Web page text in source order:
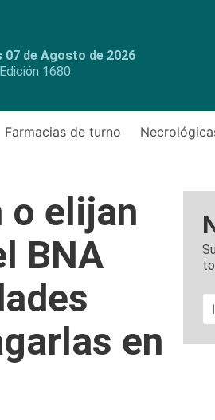
07 de Agosto de 2026
1680
Farmacias de turno
o elijan
BNA
en